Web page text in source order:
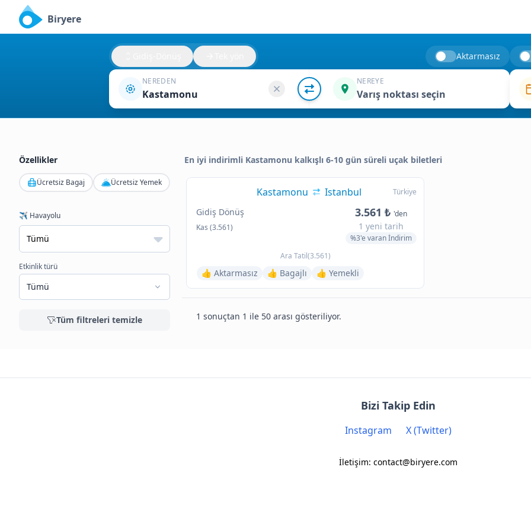
Biryere
Aktarmasız
NEREDEN
Kastamonu
NEREYE
Varış noktası seçin
Özellikler
Ücretsiz Bagaj Ücretsiz Yemek
✈️ Havayolu
Etkinlik türü
Tümü
Tüm filtreleri temizle
En iyi indirimli Kastamonu kalkışlı 6-10 gün süreli uçak biletleri
Türkiye
Kastamonu Istanbul
Gidiş Dönüş
Kas (3.561)
3.561 ₺ 'den
1 yeni tarih
%3'e varan İndirim
Ara Tatil(3.561)
👍 Aktarmasız 👍 Bagajlı 👍 Yemekli
1 sonuçtan 1 ile 50 arası gösteriliyor.
Bizi Takip Edin
Instagram X (Twitter)
İletişim: contact@biryere.com